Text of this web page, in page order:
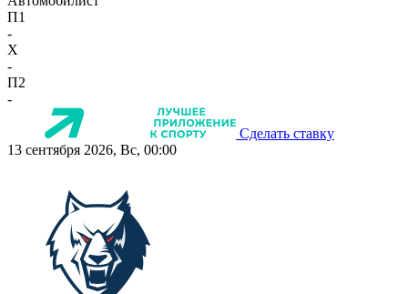
П1
-
X
-
П2
-
Сделать ставку
13 сентября 2026, Вс, 00:00